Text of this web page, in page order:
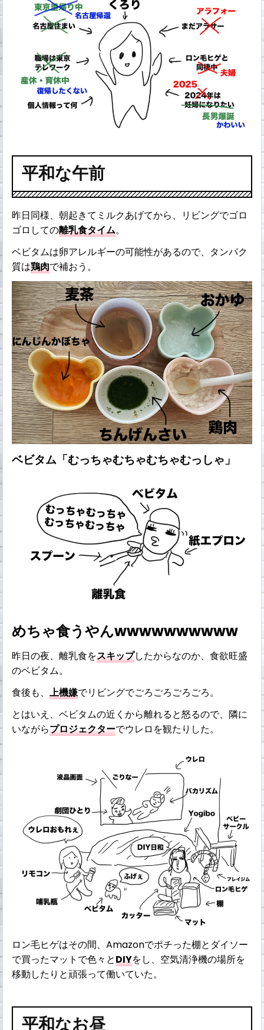
平和な午前
昨日同様、朝起きてミルクあげてから、リビングでゴロ
ゴロしての離乳食タイム。
ベビタムは卵アレルギーの可能性があるので、タンパク
質は鶏肉で補おう。
ベビタム「むっちゃむちゃむちゃむっしゃ」
めちゃ食うやんwwwwwwwwww
昨日の夜、離乳食をスキップしたからなのか、食欲旺盛
のベビタム。
食後も、上機嫌でリビングでごろごろごろごろ。
とはいえ、ベビタムの近くから離れると怒るので、隣に
いながらプロジェクターでウレロを観たりした。
ロン毛ヒゲはその間、Amazonでポチった棚とダイソー
で買ったマットで色々とDIYをし、空気清浄機の場所を
移動したりと頑張って働いていた。
平和なお昼